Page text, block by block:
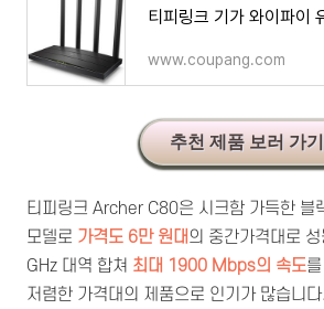
티피링크 기가 와이파이
www.coupang.com
추천 제품 보러 가기
티피링크 Archer C80은 시크함 가득한 블
모델로 가격도 6만 원대의 중간가격대로
GHz 대역 합쳐 최대 1900 Mbps의 속도
저렴한 가격대의 제품으로 인기가 많습니다.